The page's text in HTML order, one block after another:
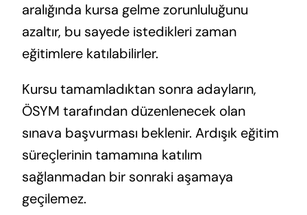
aralığında kursa gelme zorunluluğunu
azaltır, bu sayede istedikleri zaman
eğitimlere katılabilirler.
Kursu tamamladıktan sonra adayların,
ÖSYM tarafından düzenlenecek olan
sınava başvurması beklenir. Ardışık eğitim
süreçlerinin tamamına katılım
sağlanmadan bir sonraki aşamaya
geçilemez.